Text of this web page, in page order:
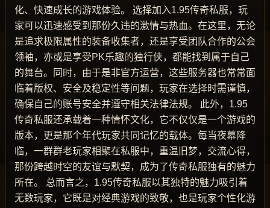
化、快速成长的游戏体验。 选择加入1.95传奇私服，玩
家可以迅速感受到那份久违的激情与热血。在这里，无论
是追求极限属性的装备收集者，还是享受团队合作的公会
领袖，亦或是享受PK乐趣的独行侠，都能找到属于自己
的舞台。同时，由于是非官方运营，这些服务器也常常面
临着版权、安全及稳定性等问题，玩家在选择时需谨慎，
确保自己的账号安全并遵守相关法律法规。 此外，1.95
传奇私服还承载着一种情怀文化，它不仅仅是一个游戏的
版本，更是那个年代玩家共同记忆的载体。每当夜幕降
临，一群群老玩家相聚在私服中，重温旧梦，交流心得，
那份跨越时空的友谊与默契，成为了传奇私服独有的魅力
所在。 总而言之，1.95传奇私服以其独特的魅力吸引着
无数玩家，它既是对经典游戏的致敬，也是玩家个性化游